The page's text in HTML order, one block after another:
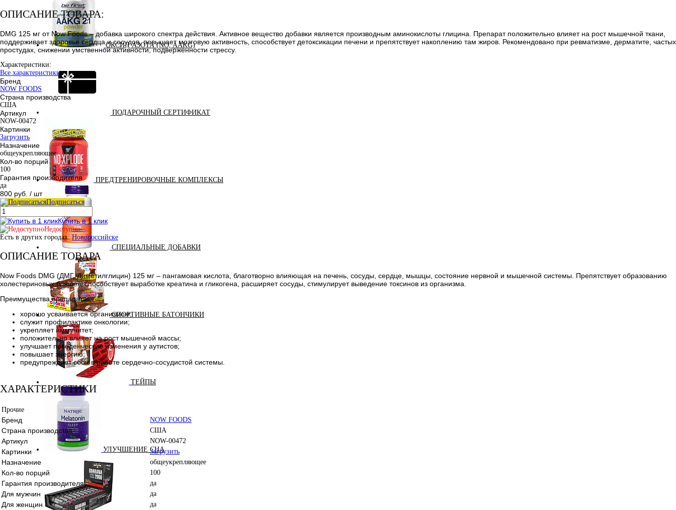
ОКСИД АЗОТА (NO, AAKG)
ПОДАРОЧНЫЙ СЕРТИФИКАТ
ПРЕДТРЕНИРОВОЧНЫЕ КОМПЛЕКСЫ
СПЕЦИАЛЬНЫЕ ДОБАВКИ
СПОРТИВНЫЕ БАТОНЧИКИ
ТЕЙПЫ
УЛУЧШЕНИЕ СНА
ОПИСАНИЕ ТОВАРА:
DMG 125 мг от Now Foods – добавка широкого спектра действия. Активное вещество добавки является производным аминокислоты глицина. Препарат положительно влияет на рост мышечной ткани,
поддерживает здоровье сердца и сосудов, повышает мозговую активность, способствует детоксикации печени и препятствует накоплению там жиров. Рекомендовано при ревматизме, дерматите, частых
простудах, снижении умственной активности, подверженности стрессу.
Характеристики:
Все характеристики
Бренд
NOW FOODS
Страна производства
США
Артикул
NOW-00472
Картинки
Загрузить
Назначение
общеукрепляющее
Кол-во порций
100
Гарантия производителя
да
800 руб. / шт
Подписаться
Купить в 1 клик
Недоступно
Есть в других городах: Новороссийске
ОПИСАНИЕ ТОВАРА
Now Foods DMG (ДМГ, Диметилглицин) 125 мг – пангамовая кислота, благотворно влияющая на печень, сосуды, сердце, мышцы, состояние нервной и мышечной системы. Препятствует образованию
холестериновых бляшек, способствует выработке креатина и гликогена, расширяет сосуды, стимулирует выведение токсинов из организма.
Преимущества препарата:
хорошо усваивается организмом;
служит профилактике онкологии;
укрепляет иммунитет;
положительно влияет на рост мышечной массы;
улучшает поведенческие изменения у аутистов;
повышает энергию;
предупреждает сбои в работе сердечно-сосудистой системы.
ХАРАКТЕРИСТИКИ
Прочие
Бренд NOW FOODS
Страна производства США
Артикул NOW-00472
Картинки Загрузить
Назначение общеукрепляющее
Кол-во порций 100
Гарантия производителя да
Для мужчин да
Для женщин да